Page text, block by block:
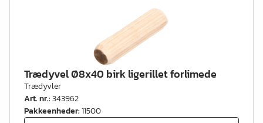
Trædyvel Ø8x40 birk ligerillet forlimede
Trædyvler
Art. nr.:343962
Pakkeenheder:11500